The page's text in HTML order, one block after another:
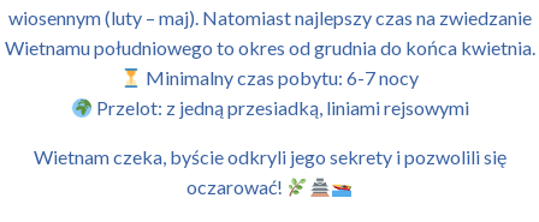
wiosennym (luty – maj). Natomiast najlepszy czas na zwiedzanie
Wietnamu południowego to okres od grudnia do końca kwietnia.
Minimalny czas pobytu: 6-7 nocy
Przelot: z jedną przesiadką, liniami rejsowymi
Wietnam czeka, byście odkryli jego sekrety i pozwolili się
oczarować!